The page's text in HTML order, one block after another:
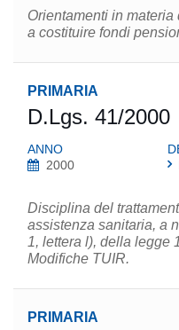
Orientamenti in
a costituire fondi
PRIMARIA
D.Lgs. 41/2000
ANNO
2000
Disciplina del
assistenza sanitaria, a
1, lettera l), della legge
Modifiche TUIR.
PRIMARIA